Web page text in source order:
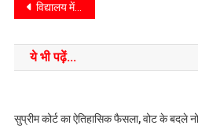
विद्यालय में अग्नि समन कर्मी ने मार्कडील के माध्यम से आग से बचाव को लेकर चलाया जागरूकता अभियान।
ये भी पढ़ें...
सुप्रीम कोर्ट का ऐतिहासिक फैसला, वोट के बदले